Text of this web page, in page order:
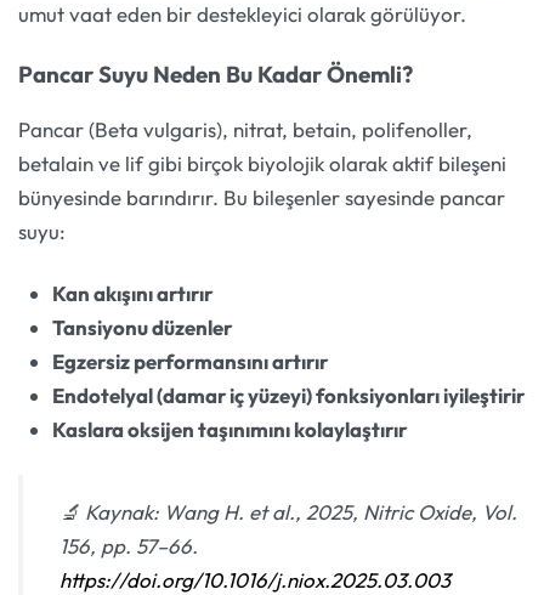
umut vaat eden bir destekleyici olarak görülüyor.
Pancar Suyu Neden Bu Kadar Önemli?
Pancar (Beta vulgaris), nitrat, betain, polifenoller,
betalain ve lif gibi birçok biyolojik olarak aktif bileşeni
bünyesinde barındırır. Bu bileşenler sayesinde pancar
suyu:
Kan akışını artırır
Tansiyonu düzenler
Egzersiz performansını artırır
Endotelyal (damar iç yüzeyi) fonksiyonları iyileştirir
Kaslara oksijen taşınımını kolaylaştırır
🔬 Kaynak: Wang H. et al., 2025, Nitric Oxide, Vol.
156, pp. 57–66.
https://doi.org/10.1016/j.niox.2025.03.003